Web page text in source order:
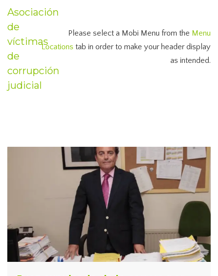
Asociación
de
víctimas
de
corrupción
judicial
Please select a Mobi Menu from the Menu
Locations tab in order to make your header display
as intended.